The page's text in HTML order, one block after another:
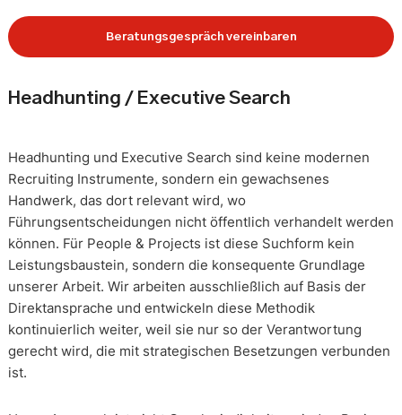
Beratungsgespräch vereinbaren
Headhunting / Executive Search
Headhunting und Executive Search sind keine modernen
Recruiting Instrumente, sondern ein gewachsenes
Handwerk, das dort relevant wird, wo
Führungsentscheidungen nicht öffentlich verhandelt werden
können. Für People & Projects ist diese Suchform kein
Leistungsbaustein, sondern die konsequente Grundlage
unserer Arbeit. Wir arbeiten ausschließlich auf Basis der
Direktansprache und entwickeln diese Methodik
kontinuierlich weiter, weil sie nur so der Verantwortung
gerecht wird, die mit strategischen Besetzungen verbunden
ist.